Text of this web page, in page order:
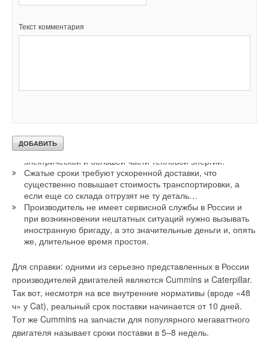
Текст комментария
5. Запасные части и сервис — есть ли жизнь после
бала?
принадлежностей (ЗИП)—элементы, на которые многие
самые распространенные ситуации, к которым приводит
Запасных частей в России нет— нужно доставлять с
производства. В итоге, все это время на объекте нет
электрической и большей части тепловой энергии.
Сжатые сроки требуют ускоренной доставки, что
существенно повышает стоимость транспортировки, а
если еще со склада отгрузят не ту деталь…
Производитель не имеет сервисной службы в России и
при возникновении нештатных ситуаций нужно вызывать
иностранную бригаду, а это значительные деньги и, опять
же, длительное время простоя.
Для справки: одними из серьезно представленных в России
производителей двигателей являются Cummins и Caterpillar.
Так вот, несмотря на все внутренние нормативы (вроде «48
ч» у Cat), реальный срок поставки начинается от 10 дней.
Тот же Cummins на запчасти для популярного мегаваттного
двигателя называет сроки поставки в 5–8 недель.